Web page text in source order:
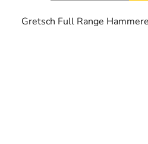
Gretsch Full Range